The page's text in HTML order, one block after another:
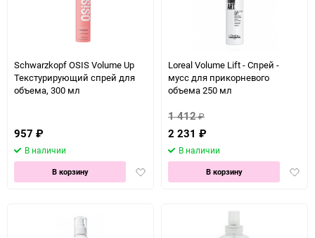
Schwarzkopf OSIS Volume Up
Текстурирующий спрей для
объема, 300 мл
957 ₽
В наличии
Добавить
В корзину
Loreal Volume Lift - Спрей -
мусс для прикорневого
объема 250 мл
1 412₽
2 231 ₽
В наличии
В корзину